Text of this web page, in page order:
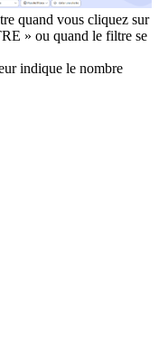
quand vous cliquez sur
» ou quand le filtre se
indique le nombre